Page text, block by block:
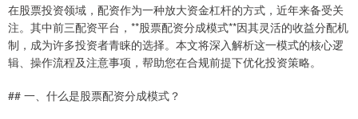
在股票投资领域，配资作为一种放大资金杠杆的方式，近年来备受关
注。其中前三配资平台，**股票配资分成模式**因其灵活的收益分配机
制，成为许多投资者青睐的选择。本文将深入解析这一模式的核心逻
辑、操作流程及注意事项，帮助您在合规前提下优化投资策略。
## 一、什么是股票配资分成模式？